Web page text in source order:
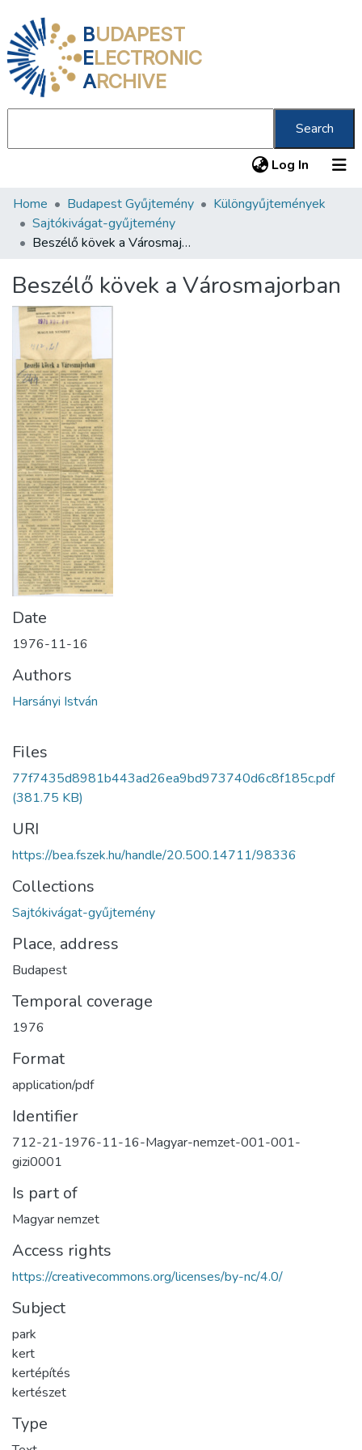
BUDAPEST
ELECTRONIC
ARCHIVE
Search
Log In (current)
Communities & Collections
All of DSpace
About us
Home Budapest Gyűjtemény
Különgyűjtemények
Sajtókivágat-gyűjtemény
Beszélő kövek a Városmajorban
Beszélő kövek a Városmajorban
Date
1976-11-16
Authors
Harsányi István
Files
77f7435d8981b443ad26ea9bd973740d6c8f185c.pdf
(381.75 KB)
URI
https://bea.fszek.hu/handle/20.500.14711/98336
Collections
Sajtókivágat-gyűjtemény
Place, address
Budapest
Temporal coverage
1976
Format
application/pdf
Identifier
712-21-1976-11-16-Magyar-nemzet-001-001-
gizi0001
Is part of
Magyar nemzet
Access rights
https://creativecommons.org/licenses/by-nc/4.0/
Subject
park
kert
kertépítés
kertészet
Type